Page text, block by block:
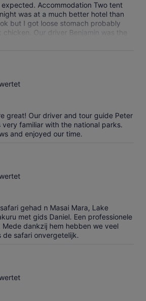
Accommodation Two tent
was at a much better hotel than
but I got loose stomach probably
Our driver Benjamin was the
good. Masai Mara we saw lots
as much as five different groups of
we saw Rhinos at close range
saw them make fire with a stick
but we might skip that next time. Lake
calm with lots of birds. Overall it was
great! Our driver and tour guide Peter
familiar with the national parks.
and enjoyed our time.
gehad n Masai Mara, Lake
met gids Daniel. Een professionele
dankzij hem hebben we veel
de safari onvergetelijk.